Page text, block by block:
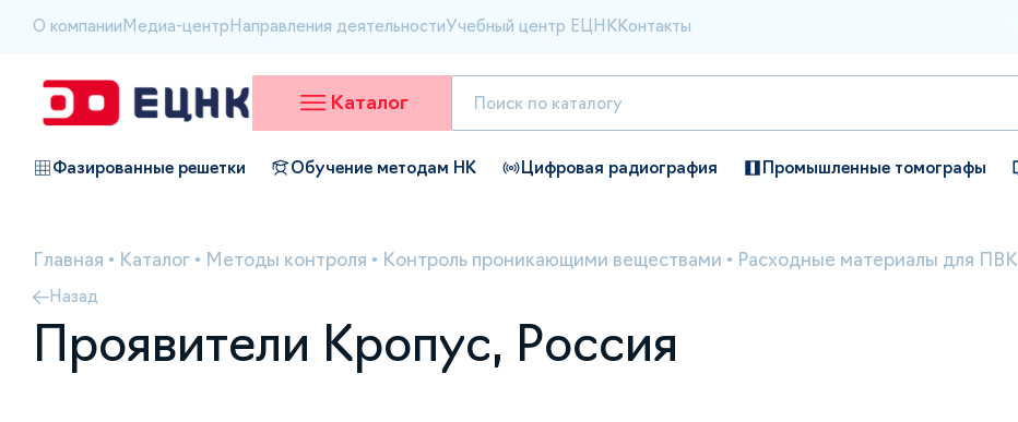
О компании Медиа-центр Направления деятельностиУчебный центр ЕЦНК Контакты
Каталог
Фазированные решетки Обучение методам НК Цифровая радиография Промышленные томографы
Главная • Каталог • Методы контроля • Контроль проникающими веществами • Расходные материалы для ПВК
Назад
Проявители Кропус, Россия